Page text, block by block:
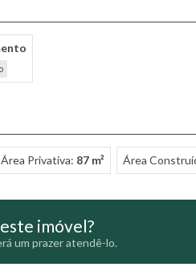
Área Privativa: 87 m² Área
imóvel?
um prazer atendê-lo.